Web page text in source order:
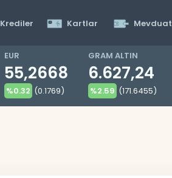
Krediler Kartlar Mevduat
EUR
55,2668
%0.32 (0.1769)
GRAM ALTIN
6.627,24
%2.59 (171.6455)